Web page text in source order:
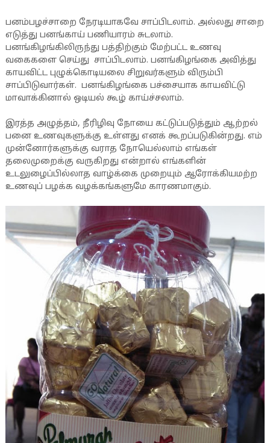
பனம்பழச்சாறை நேரடியாகவே சாப்பிடலாம். அல்லது சாறை
எடுத்து பனங்காய் பணியாரம் சுடலாம்.
பனங்கிழங்கிலிருந்து பத்திற்கும் மேற்பட்ட உணவு
வகைகளை செய்து சாப்பிடலாம். பனங்கிழங்கை அவித்து
காயவிட்ட புழுக்கொடியலை சிறுவர்களும் விரும்பி
சாப்பிடுவார்கள். பனங்கிழங்கை பச்சையாக காயவிட்டு
மாவாக்கினால் ஒடியல் கூழ் காய்ச்சலாம்.
இரத்த அழுத்தம், நீரிழிவு நோயை கட்டுப்படுத்தும் ஆற்றல்
பனை உணவுகளுக்கு உள்ளது எனக் கூறப்படுகின்றது. எம்
முன்னோர்களுக்கு வராத நோயெல்லாம் எங்கள்
தலைமுறைக்கு வருகிறது என்றால் எங்களின்
உடலுழைப்பில்லாத வாழ்க்கை முறையும் ஆரோக்கியமற்ற
உணவுப் பழக்க வழக்கங்களுமே காரணமாகும்.